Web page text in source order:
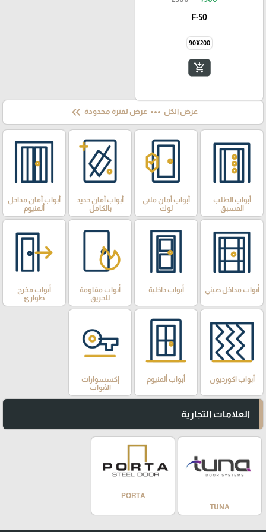
F-50
90X200
add_shopping_cart
عرض الكل more_horiz عرض لفترة محدودة keyboard_double_arrow_left
أبواب الطلب
المسبق
أبواب أمان ملتي
لوك
أبواب أمان حديد
بالكامل
أبواب أمان مداخل
ألمنيوم
أبواب مداخل صيني أبواب داخلية
أبواب مقاومة
للحريق
أبواب مخرج
طوارئ
أبواب اكورديون أبواب ألمنيوم
إكسسوارات
الأبواب
العلامات التجارية
TUNA
PORTA